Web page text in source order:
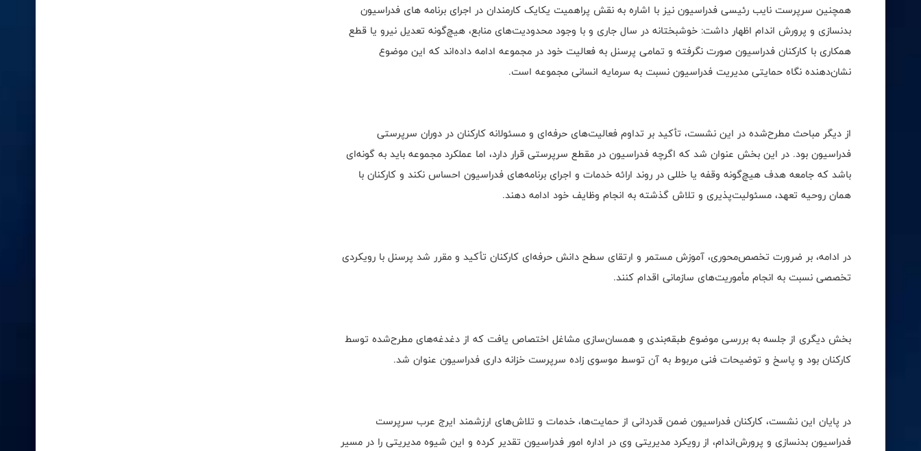
همچنین سرپرست نایب رئیسی فدراسیون نیز با اشاره به نقش پراهمیت یکایک کارمندان در اجرای برنامه های فدراسیون
بدنسازی و پرورش اندام اظهار داشت: خوشبختانه در سال جاری و با وجود محدودیت‌های منابع، هیچ‌گونه تعدیل نیرو یا قطع
همکاری با کارکنان فدراسیون صورت نگرفته و تمامی پرسنل به فعالیت خود در مجموعه ادامه داده‌اند که این موضوع
نشان‌دهنده نگاه حمایتی مدیریت فدراسیون نسبت به سرمایه انسانی مجموعه است.
از دیگر مباحث مطرح‌شده در این نشست، تأکید بر تداوم فعالیت‌های حرفه‌ای و مسئولانه کارکنان در دوران سرپرستی
فدراسیون بود. در این بخش عنوان شد که اگرچه فدراسیون در مقطع سرپرستی قرار دارد، اما عملکرد مجموعه باید به گونه‌ای
باشد که جامعه هدف هیچ‌گونه وقفه یا خللی در روند ارائه خدمات و اجرای برنامه‌های فدراسیون احساس نکند و کارکنان با
همان روحیه تعهد، مسئولیت‌پذیری و تلاش گذشته به انجام وظایف خود ادامه دهند.
در ادامه، بر ضرورت تخصص‌محوری، آموزش مستمر و ارتقای سطح دانش حرفه‌ای کارکنان تأکید و مقرر شد پرسنل با رویکردی
تخصصی نسبت به انجام مأموریت‌های سازمانی اقدام کنند.
بخش دیگری از جلسه به بررسی موضوع طبقه‌بندی و همسان‌سازی مشاغل اختصاص یافت که از دغدغه‌های مطرح‌شده توسط
کارکنان بود و پاسخ و توضیحات فنی مربوط به آن توسط موسوی‌ زاده سرپرست خزانه داری فدراسیون عنوان شد.
در پایان این نشست، کارکنان فدراسیون ضمن قدردانی از حمایت‌ها، خدمات و تلاش‌های ارزشمند ایرج عرب سرپرست
فدراسیون بدنسازی و پرورش‌اندام، از رویکرد مدیریتی وی در اداره امور فدراسیون تقدیر کرده و این شیوه مدیریتی را در مسیر